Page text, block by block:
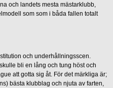
och landets mesta mästarklubb,
som som i båda fallen totalt
och underhållningsscen.
bli en lång och tung höst och
att gotta sig åt. För det märkliga är;
bästa klubblag och njuta av farten,